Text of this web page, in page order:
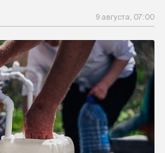
9 августа, 07:00